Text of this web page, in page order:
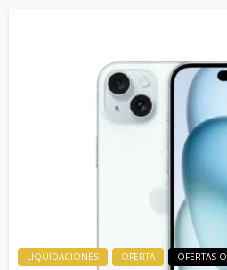
LIQUIDACIONES OFERTA OFERTAS